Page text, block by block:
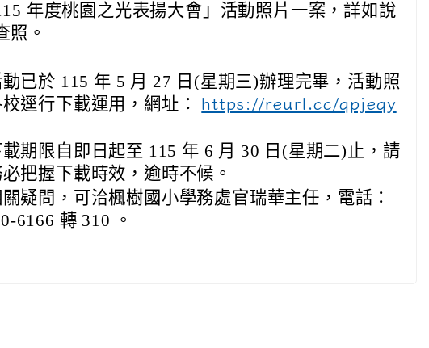
年度桃園之光表揚大會」活動照片一案，詳如說
照。
已於 115 年 5 月 27 日(星期三)辦理完畢，活動照
逕行下載運用，網址：
https://reurl.cc/qpjeqy
期限自即日起至 115 年 6 月 30 日(星期二)止，請
把握下載時效，逾時不候。
疑問，可洽楓樹國小學務處官瑞華主任，電話：
6166 轉 310 。